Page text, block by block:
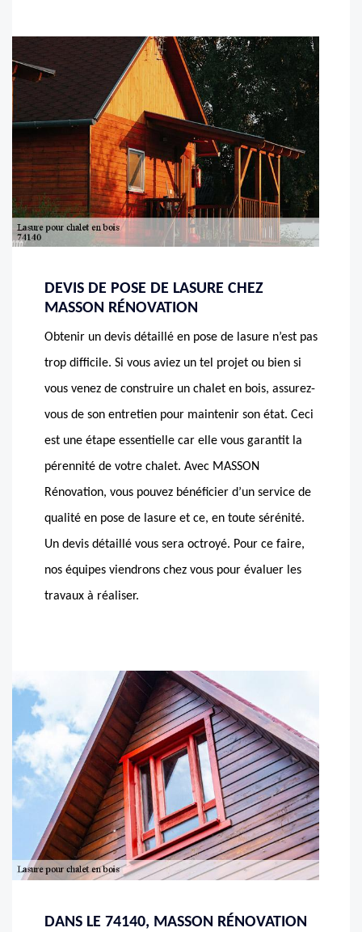
DEVIS DE POSE DE LASURE CHEZ
MASSON RÉNOVATION
Obtenir un devis détaillé en pose de lasure n’est pas
trop difficile. Si vous aviez un tel projet ou bien si
vous venez de construire un chalet en bois, assurez-
vous de son entretien pour maintenir son état. Ceci
est une étape essentielle car elle vous garantit la
pérennité de votre chalet. Avec MASSON
Rénovation, vous pouvez bénéficier d’un service de
qualité en pose de lasure et ce, en toute sérénité.
Un devis détaillé vous sera octroyé. Pour ce faire,
nos équipes viendrons chez vous pour évaluer les
travaux à réaliser.
DANS LE 74140, MASSON RÉNOVATION